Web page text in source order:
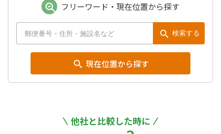
フリーワード・現在位置から探す
検索する
現在位置から探す
他社と比較した時に